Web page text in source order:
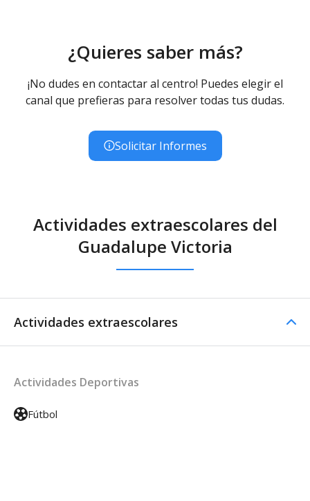
¿Quieres saber más?
¡No dudes en contactar al centro! Puedes elegir el
canal que prefieras para resolver todas tus dudas.
Solicitar Informes
Actividades extraescolares del
Guadalupe Victoria
Actividades extraescolares
Actividades Deportivas
Fútbol